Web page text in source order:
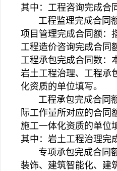
其中：工程咨询完成合
工程监理完成合同额
项目管理完成合同额：
工程造价咨询完成合同
工程承包完成合同数：
岩土工程治理、工程承
化资质的单位填写。
工程承包完成合同额
际工作量所对应的合同
施工一体化资质的单位
其中：岩土工程治理完
专项承包完成合同额
装饰、建筑智能化、建